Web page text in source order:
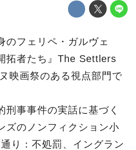
フェリペ・ガルヴェ
拓者たち』The Settlers
映画祭のある視点部門で
事事件の実話に基づく
ズのノンフィクション小
り：不処罰、イングラン